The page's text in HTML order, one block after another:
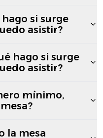
si surge
asistir?
hago si surge
asistir?
mínimo,
la mesa